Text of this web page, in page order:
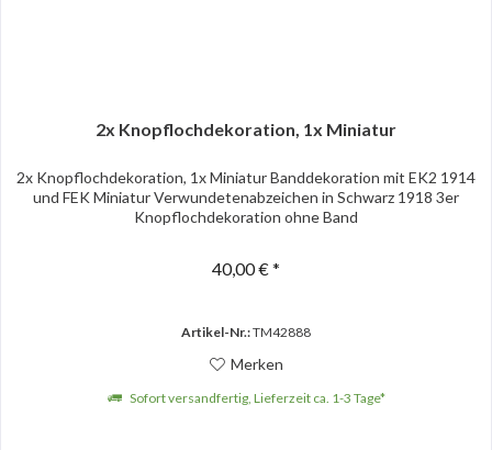
2x Knopflochdekoration, 1x Miniatur
2x Knopflochdekoration, 1x Miniatur Banddekoration mit EK2 1914
und FEK Miniatur Verwundetenabzeichen in Schwarz 1918 3er
Knopflochdekoration ohne Band
40,00 € *
Artikel-Nr.:TM42888
Merken
Sofort versandfertig, Lieferzeit ca. 1-3 Tage*